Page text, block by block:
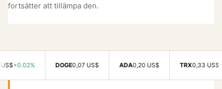
fortsätter att tillämpa den.
+0.02% DOGE0,07 US$ ADA0,20 US$ TRX0,33 US$